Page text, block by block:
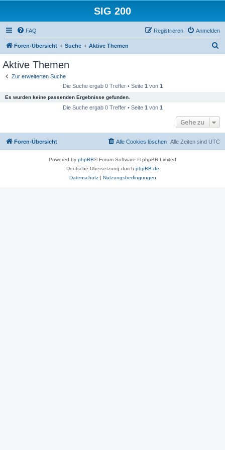
SIG 200
FAQ Anmelden
Registrieren
Foren-Übersicht Suche Aktive Themen
Aktive Themen
Zur erweiterten Suche
Die Suche ergab 0 Treffer • Seite 1 von 1
Es wurden keine passenden Ergebnisse gefunden.
Die Suche ergab 0 Treffer • Seite 1 von 1
Gehe zu
Foren-Übersicht Alle Zeiten sind UTC
Alle Cookies löschen
Powered by phpBB® Forum Software © phpBB Limited
Deutsche Übersetzung durch phpBB.de
Datenschutz| Nutzungsbedingungen